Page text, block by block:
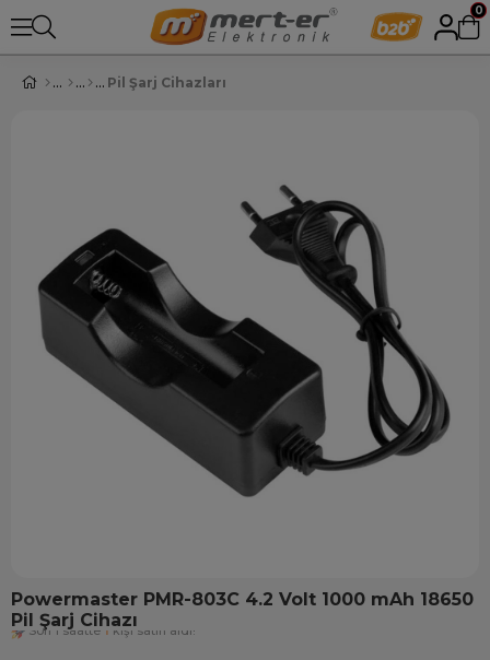
0
Pil Şarj Cihazları
Powermaster PMR-803C 4.2 Volt 1000 mAh 18650
Pil Şarj Cihazı
kişi satın aldı!